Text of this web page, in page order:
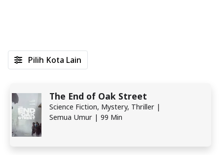
The End of Oak Street
Science Fiction, Mystery, Thriller |
Semua Umur | 99 Min
Pilih Kota Lain